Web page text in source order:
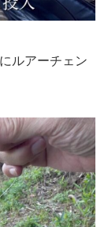
ルアーチェン